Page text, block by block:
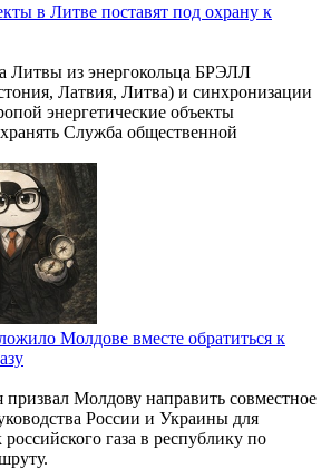
в Литве поставят под охрану к
Литвы из энергокольца БРЭЛЛ
Латвия, Литва) и синхронизации
энергетические объекты
Служба общественной
Молдове вместе обратиться к
Молдову направить совместное
России и Украины для
газа в республику по